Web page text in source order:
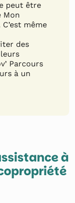
peut être
Mon
même
des
Parcours
à un
à